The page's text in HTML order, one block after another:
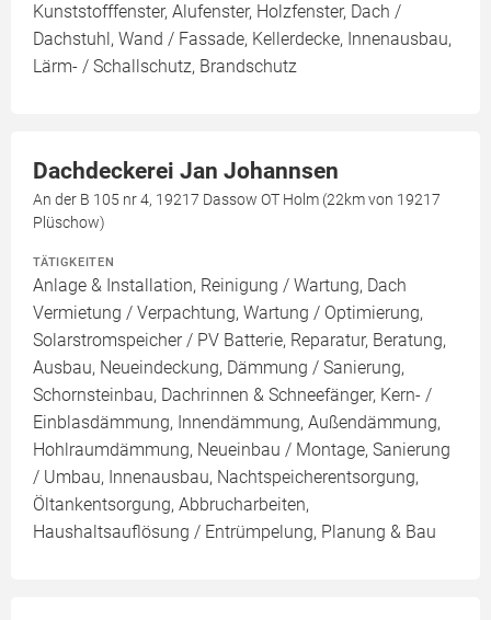
Kunststofffenster, Alufenster, Holzfenster, Dach /
Dachstuhl, Wand / Fassade, Kellerdecke, Innenausbau,
Lärm- / Schallschutz, Brandschutz
Dachdeckerei Jan Johannsen
An der B 105 nr 4, 19217 Dassow OT Holm (22km von 19217
Plüschow)
TÄTIGKEITEN
Anlage & Installation, Reinigung / Wartung, Dach
Vermietung / Verpachtung, Wartung / Optimierung,
Solarstromspeicher / PV Batterie, Reparatur, Beratung,
Ausbau, Neueindeckung, Dämmung / Sanierung,
Schornsteinbau, Dachrinnen & Schneefänger, Kern- /
Einblasdämmung, Innendämmung, Außendämmung,
Hohlraumdämmung, Neueinbau / Montage, Sanierung
/ Umbau, Innenausbau, Nachtspeicherentsorgung,
Öltankentsorgung, Abbrucharbeiten,
Haushaltsauflösung / Entrümpelung, Planung & Bau